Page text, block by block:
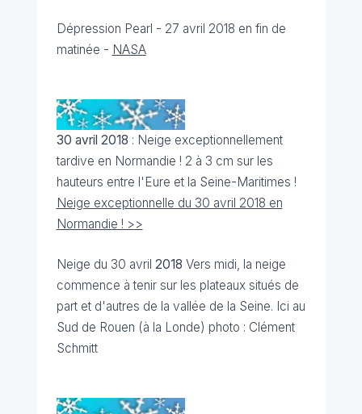
Dépression Pearl - 27 avril 2018 en fin de
matinée - NASA
30 avril 2018 : Neige exceptionnellement
tardive en Normandie ! 2 à 3 cm sur les
hauteurs entre l'Eure et la Seine-Maritimes !
Neige exceptionnelle du 30 avril 2018 en
Normandie ! >>
Neige du 30 avril 2018 Vers midi, la neige
commence à tenir sur les plateaux situés de
part et d'autres de la vallée de la Seine. Ici au
Sud de Rouen (à la Londe) photo : Clément
Schmitt